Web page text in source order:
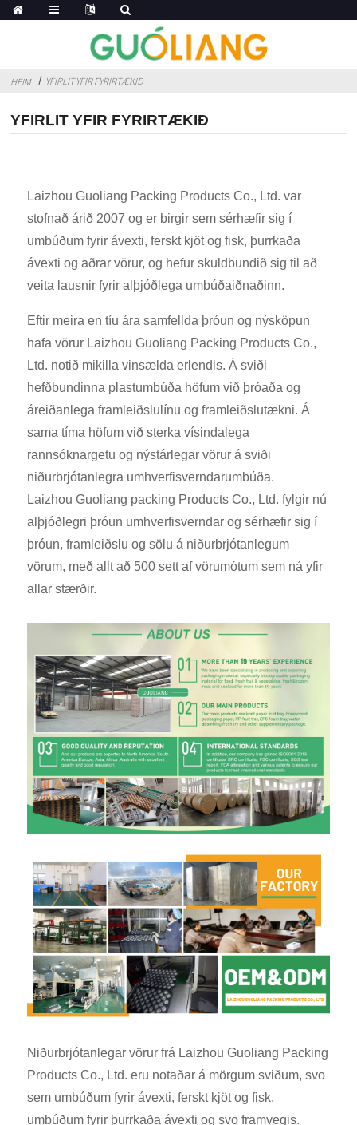
HEIM YFIRLIT YFIR FYRIRTÆKIÐ
YFIRLIT YFIR FYRIRTÆKIÐ
Laizhou Guoliang Packing Products Co., Ltd. var
stofnað árið 2007 og er birgir sem sérhæfir sig í
umbúðum fyrir ávexti, ferskt kjöt og fisk, þurrkaða
ávexti og aðrar vörur, og hefur skuldbundið sig til að
veita lausnir fyrir alþjóðlega umbúðaiðnaðinn.
Eftir meira en tíu ára samfellda þróun og nýsköpun
hafa vörur Laizhou Guoliang Packing Products Co.,
Ltd. notið mikilla vinsælda erlendis. Á sviði
hefðbundinna plastumbúða höfum við þróaða og
áreiðanlega framleiðslulínu og framleiðslutækni. Á
sama tíma höfum við sterka vísindalega
rannsóknargetu og nýstárlegar vörur á sviði
niðurbrjótanlegra umhverfisverndarumbúða.
Laizhou Guoliang packing Products Co., Ltd. fylgir nú
alþjóðlegri þróun umhverfisverndar og sérhæfir sig í
þróun, framleiðslu og sölu á niðurbrjótanlegum
vörum, með allt að 500 sett af vörumótum sem ná yfir
allar stærðir.
Niðurbrjótanlegar vörur frá Laizhou Guoliang Packing
Products Co., Ltd. eru notaðar á mörgum sviðum, svo
sem umbúðum fyrir ávexti, ferskt kjöt og fisk,
umbúðum fyrir þurrkaða ávexti og svo framvegis.